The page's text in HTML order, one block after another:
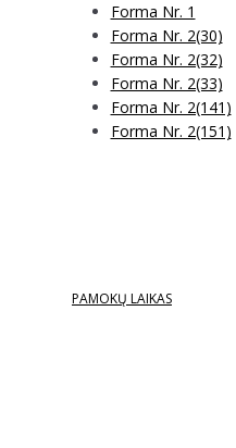
Forma Nr. 1
Forma Nr. 2(30)
Forma Nr. 2(32)
Forma Nr. 2(33)
Forma Nr. 2(141)
Forma Nr. 2(151)
PAMOKŲ LAIKAS